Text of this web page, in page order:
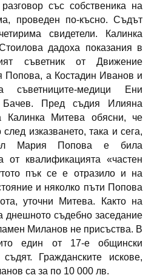
със собственика на
проведен по-късно. Съдът
свидетели. Калинка
дадоха показания в
съветник от Движение
а Костадин Иванов и
медици Ени
Пред съдия Илияна
Калинка Митева обясни, че
изказването, така и сега,
Мария Попова е била
от квалификацията «частен
пък се е отразило и на
и няколко пъти Попова
уточни Митева. Както на
днешното съдебно заседание
Миланов не присъства. В
един от 17-е общински
Гражданските искове,
са за по 10 000 лв.